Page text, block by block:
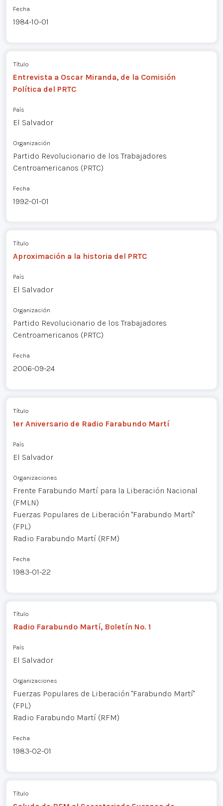
Fecha
1984-10-01
Título
Entrevista a Oscar Miranda, de la Comisión
Política del PRTC
País
El Salvador
Organización
Partido Revolucionario de los Trabajadores
Centroamericanos (PRTC)
Fecha
1992-01-01
Título
Aproximación a la historia del PRTC
País
El Salvador
Organización
Partido Revolucionario de los Trabajadores
Centroamericanos (PRTC)
Fecha
2006-09-24
Título
1er Aniversario de Radio Farabundo Martí
País
El Salvador
Organizaciones
Frente Farabundo Martí para la Liberación Nacional
(FMLN)
Fuerzas Populares de Liberación "Farabundo Martí"
(FPL)
Radio Farabundo Martí (RFM)
Fecha
1983-01-22
Título
Radio Farabundo Martí, Boletín No. 1
País
El Salvador
Organizaciones
Fuerzas Populares de Liberación "Farabundo Martí"
(FPL)
Radio Farabundo Martí (RFM)
Fecha
1983-02-01
Título